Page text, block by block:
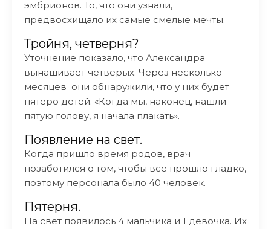
эмбрионов. То, что они узнали,
предвосхищало их самые смелые мечты.
Тройня, четверня?
Уточнение показало, что Александра
вынашивает четверых. Через несколько
месяцев они обнаружили, что у них будет
пятеро детей. «Когда мы, наконец, нашли
пятую голову, я начала плакать».
Появление на свет.
Когда пришло время родов, врач
позаботился о том, чтобы все прошло гладко,
поэтому персонала было 40 человек.
Пятерня.
На свет появилось 4 мальчика и 1 девочка. Их